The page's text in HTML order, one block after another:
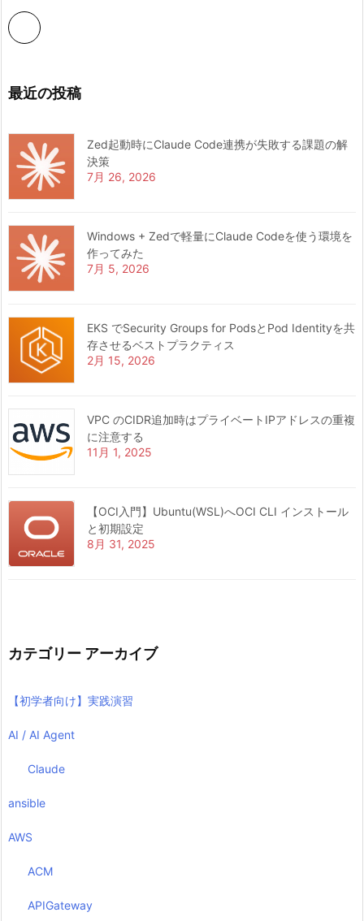
最近の投稿
Zed起動時にClaude Code連携が失敗する課題の解
決策
7月 26, 2026
Windows + Zedで軽量にClaude Codeを使う環境を
作ってみた
7月 5, 2026
EKS でSecurity Groups for PodsとPod Identityを共
存させるベストプラクティス
2月 15, 2026
VPC のCIDR追加時はプライベートIPアドレスの重複
に注意する
11月 1, 2025
【OCI入門】Ubuntu(WSL)へOCI CLI インストール
と初期設定
8月 31, 2025
カテゴリー アーカイブ
【初学者向け】実践演習
AI / AI Agent
Claude
ansible
AWS
ACM
APIGateway